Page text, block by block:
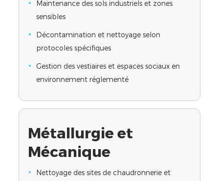
Maintenance des sols industriels et zones
sensibles
Décontamination et nettoyage selon
protocoles spécifiques
Gestion des vestiaires et espaces sociaux en
environnement réglementé
Métallurgie et
Mécanique
Nettoyage des sites de chaudronnerie et